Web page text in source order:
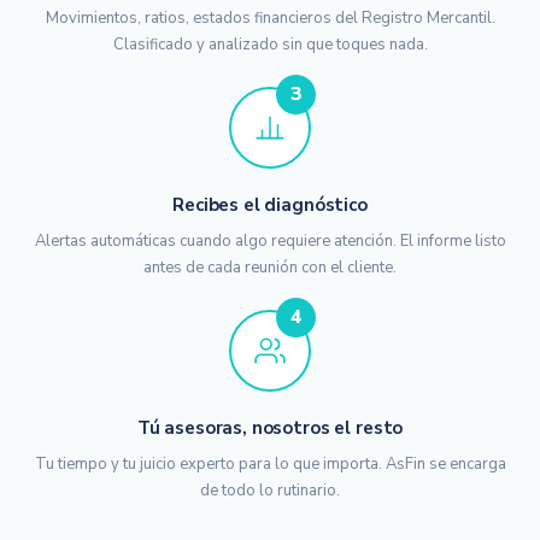
Movimientos, ratios, estados financieros del Registro Mercantil.
Clasificado y analizado sin que toques nada.
3
Recibes el diagnóstico
Alertas automáticas cuando algo requiere atención. El informe listo
antes de cada reunión con el cliente.
4
Tú asesoras, nosotros el resto
Tu tiempo y tu juicio experto para lo que importa. AsFin se encarga
de todo lo rutinario.